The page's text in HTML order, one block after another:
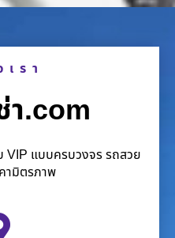
รา
า.com
VIP แบบครบวงจร รถสวย
ามิตรภาพ